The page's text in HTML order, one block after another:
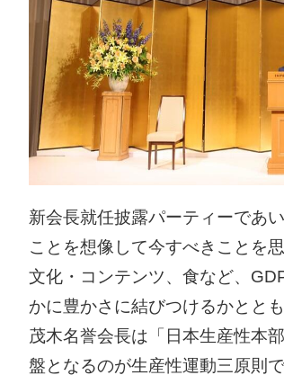
新会長就任披露パーティーであ
ことを想像して今すべきことを
文化・コンテンツ、食など、
かに豊かさに結びつけるかとと
茂木名誉会長は「日本生産性本
盤となるのが生産性運動三原則